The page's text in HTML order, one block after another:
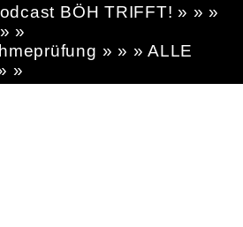
BÖH TRIFFT! » » »
»
» » » ALLE
»